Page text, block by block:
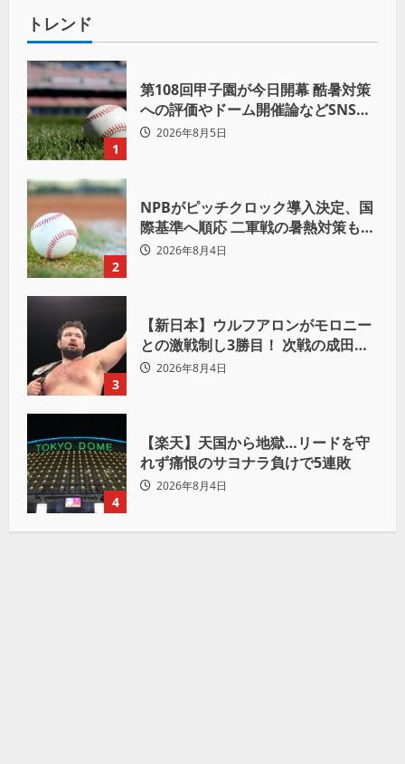
トレンド
1
第108回甲子園が今日開幕 酷暑対策
への評価やドーム開催論などSNSで
議論も
2026年8月5日
2
NPBがピッチクロック導入決定、国
際基準へ順応 二軍戦の暑熱対策も柔
軟運用へ
2026年8月4日
3
【新日本】ウルフアロンがモロニー
との激戦制し3勝目！ 次戦の成田蓮
へ宣言「アイツの王道を俺の王道で
2026年8月4日
4
【楽天】天国から地獄…リードを守
れず痛恨のサヨナラ負けで5連敗
2026年8月4日